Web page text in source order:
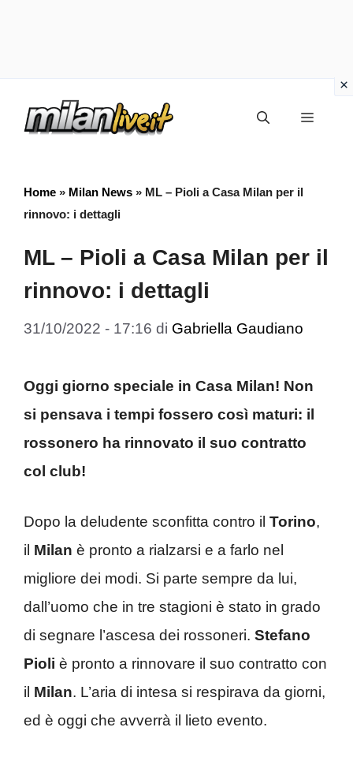
Menu
Home » Milan News » ML – Pioli a Casa Milan per il
rinnovo: i dettagli
ML – Pioli a Casa Milan per il
rinnovo: i dettagli
31/10/2022 - 17:16 di Gabriella Gaudiano
Oggi giorno speciale in Casa Milan! Non
si pensava i tempi fossero così maturi: il
rossonero ha rinnovato il suo contratto
col club!
Dopo la deludente sconfitta contro il Torino,
il Milan è pronto a rialzarsi e a farlo nel
migliore dei modi. Si parte sempre da lui,
dall’uomo che in tre stagioni è stato in grado
di segnare l’ascesa dei rossoneri. Stefano
Pioli è pronto a rinnovare il suo contratto con
il Milan. L’aria di intesa si respirava da giorni,
ed è oggi che avverrà il lieto evento.